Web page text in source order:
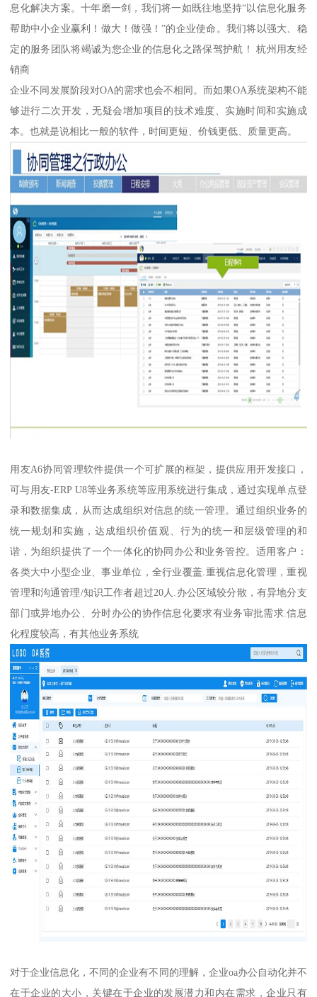
息化解决方案。十年磨一剑，我们将一如既往地坚持“以信息化服务
帮助中小企业赢利！做大！做强！”的企业使命。我们将以强大、稳
定的服务团队将竭诚为您企业的信息化之路保驾护航！ 杭州用友经
销商
企业不同发展阶段对OA的需求也会不相同。而如果OA系统架构不能
够进行二次开发，无疑会增加项目的技术难度、实施时间和实施成
本。也就是说相比一般的软件，时间更短、价钱更低、质量更高。
用友A6协同管理软件提供一个可扩展的框架，提供应用开发接口，
可与用友-ERP U8等业务系统等应用系统进行集成，通过实现单点登
录和数据集成，从而达成组织对信息的统一管理。通过组织业务的
统一规划和实施，达成组织价值观、行为的统一和层级管理的和
谐，为组织提供了一个一体化的协同办公和业务管控。适用客户：
各类大中小型企业、事业单位，全行业覆盖.重视信息化管理，重视
管理和沟通管理/知识工作者超过20人.办公区域较分散，有异地分支
部门或异地办公、分时办公的协作信息化要求有业务审批需求.信息
化程度较高，有其他业务系统
对于企业信息化，不同的企业有不同的理解，企业oa办公自动化并不
在于企业的大小，关键在于企业的发展潜力和内在需求，企业只有